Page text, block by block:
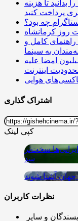
اشتراک فیلیمو، این ۶ نکته را بدانید تا هزینه
پرداخت کنید
چه بود؟
روز کرمانشاه
راهنمای کامل و
به سینما
امضا علیه
اینترنت
اشتراک گذاری
کپی لینک
سخت‌تر
شد
آشنا شوید
نظرات کاربران